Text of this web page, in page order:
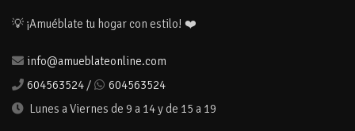
💡 ¡Amuéblate tu hogar con estilo! ❤️
info@amueblateonline.com
604563524 /
604563524
Lunes a Viernes de 9 a 14 y de 15 a 19